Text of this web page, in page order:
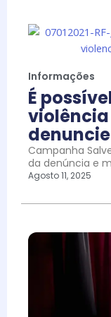
Informações
É
denuncie
Campanha
da denúncia e
Agosto 11, 2025